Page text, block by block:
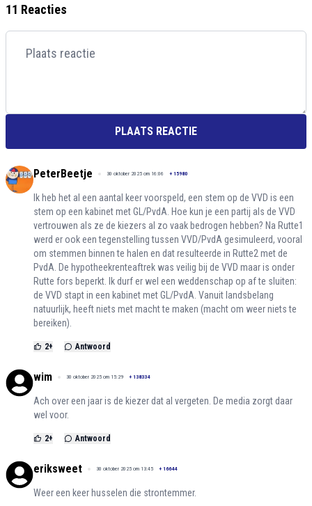
11 Reacties
PLAATS REACTIE
PeterBeetje 30 oktober 2025 om 16:06 + 15980
Ik heb het al een aantal keer voorspeld, een stem op de VVD is een
stem op een kabinet met GL/PvdA. Hoe kun je een partij als de VVD
vertrouwen als ze de kiezers al zo vaak bedrogen hebben? Na Rutte1
werd er ook een tegenstelling tussen VVD/PvdA gesimuleerd, vooral
om stemmen binnen te halen en dat resulteerde in Rutte2 met de
PvdA. De hypotheekrenteaftrek was veilig bij de VVD maar is onder
Rutte fors beperkt. Ik durf er wel een weddenschap op af te sluiten:
de VVD stapt in een kabinet met GL/PvdA. Vanuit landsbelang
natuurlijk, heeft niets met macht te maken (macht om weer niets te
bereiken).
2+ Antwoord
wim 30 oktober 2025 om 15:29 + 138334
Ach over een jaar is de kiezer dat al vergeten. De media zorgt daar
wel voor.
2+ Antwoord
eriksweet 30 oktober 2025 om 13:45 + 16644
Weer een keer husselen die strontemmer.